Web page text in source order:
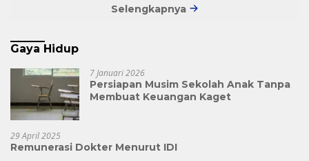
Selengkapnya
Gaya Hidup
7 Januari 2026
Persiapan Musim Sekolah Anak Tanpa
Membuat Keuangan Kaget
29 April 2025
Remunerasi Dokter Menurut IDI